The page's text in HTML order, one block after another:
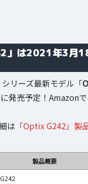
」は2021年3月
リーズ最新モデル「
発売予定！Amazon
は 「Optix G242」製
製品概要